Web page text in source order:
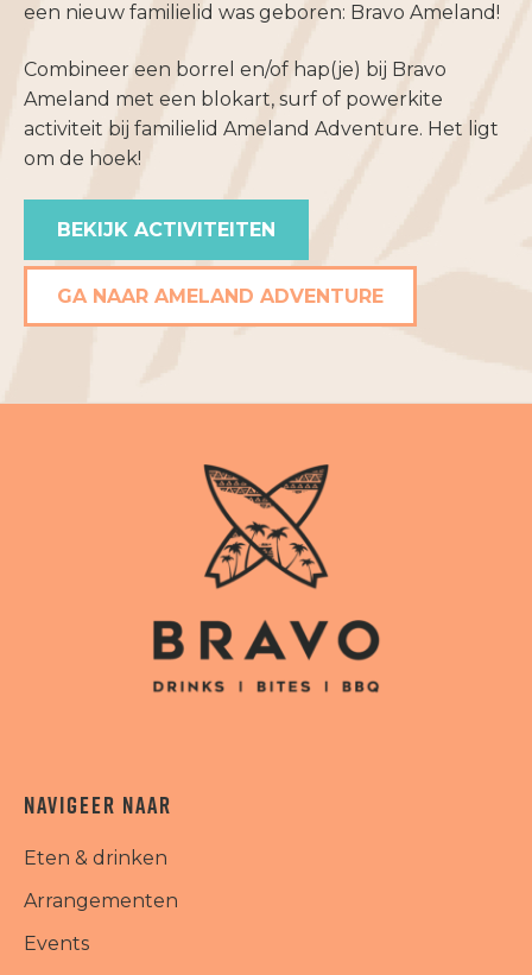
een nieuw familielid was geboren: Bravo Ameland!
Combineer een borrel en/of hap(je) bij Bravo
Ameland met een blokart, surf of powerkite
activiteit bij familielid Ameland Adventure. Het ligt
om de hoek!
BEKIJK ACTIVITEITEN
GA NAAR AMELAND ADVENTURE
NAVIGEER NAAR
Eten & drinken
Arrangementen
Events